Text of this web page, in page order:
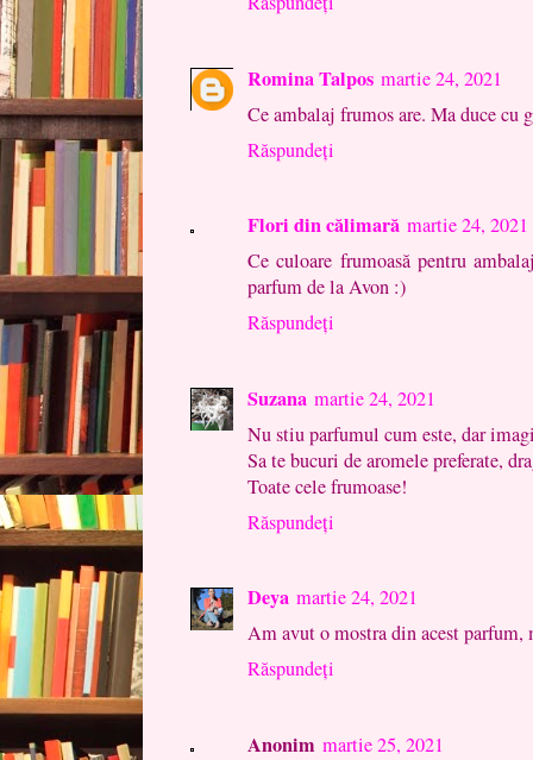
Romina Talpos martie 24, 2021
Ce ambalaj frumos are. Ma duce cu
Răspundeți
Flori din călimară martie 24, 2021
Ce culoare frumoasă pentru
parfum de la Avon :)
Răspundeți
Suzana martie 24, 2021
Nu stiu parfumul cum este, dar
Sa te bucuri de aromele preferate,
Toate cele frumoase!
Răspundeți
Deya martie 24, 2021
Am avut o mostra din acest parfum,
Răspundeți
Anonim martie 25, 2021